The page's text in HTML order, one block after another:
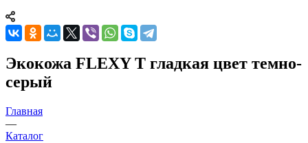
Экокожа FLEXY T гладкая цвет темно-
серый
Главная
—
Каталог